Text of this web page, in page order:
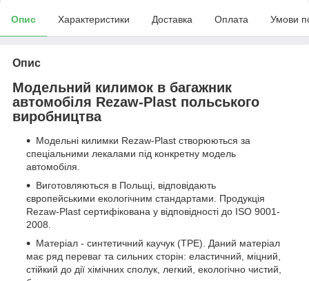
Опис Характеристики Доставка Оплата Умови
Опис
Модельний килимок в багажник
автомобіля Rezaw-Plast польського
виробництва
Модельні килимки Rezaw-Plast створюються за
спеціальними лекалами під конкретну модель
автомобіля.
Виготовляються в Польщі, відповідають
європейськими екологічним стандартами. Продукція
Rezaw-Plast сертифікована у відповідності до ISO 9001-
2008.
Матеріал - синтетичний каучук (ТРЕ). Даний матеріал
має ряд переваг та сильних сторін: еластичний, міцний,
стійкий до дії хімічних сполук, легкий, екологічно чистий,